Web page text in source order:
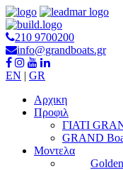
210 9700200
info@grandboats.gr
EN | GR
Αρχικη
Προφιλ
ΓΙΑΤΙ
GRAND
Μοντελα